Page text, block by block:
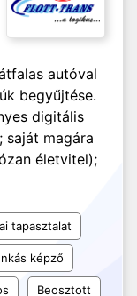
autóval
begyűjtése.
digitális
saját magára
életvitel);
tapasztalat
képző
Beosztott